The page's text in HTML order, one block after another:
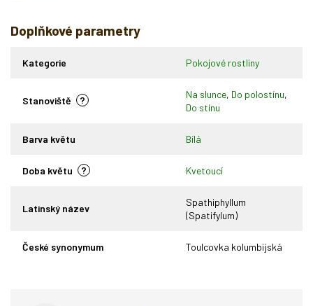
Doplňkové parametry
Kategorie Pokojové rostliny
?
Stanoviště
Na slunce, Do polostínu,
Do stínu
Barva květu Bílá
?
Doba květu Kvetoucí
Latinský název
Spathiphyllum
(Spatifylum)
České synonymum Toulcovka kolumbijská